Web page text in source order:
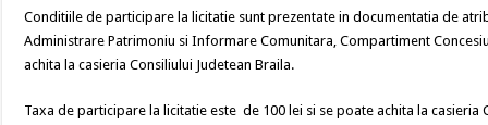
Conditiile de participare la licitatie sunt prezentate in documentatia de
Administrare Patrimoniu si Informare Comunitara, Compartiment
achita la casieria Consiliului Judetean Braila.
Taxa de participare la licitatie este de 100 lei si se poate achita la casieria